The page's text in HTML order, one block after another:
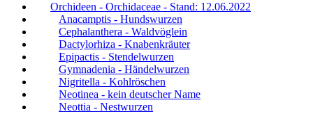
Orchideen - Orchidaceae - Stand: 12.06.2022
Anacamptis - Hundswurzen
Cephalanthera - Waldvöglein
Dactylorhiza - Knabenkräuter
Epipactis - Stendelwurzen
Gymnadenia - Händelwurzen
Nigritella - Kohlröschen
Neotinea - kein deutscher Name
Neottia - Nestwurzen